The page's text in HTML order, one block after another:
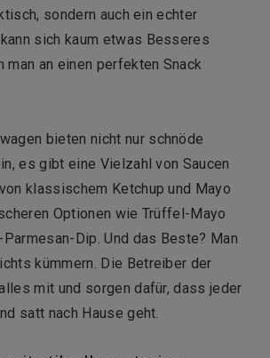
sondern auch ein echter
sich kaum etwas Besseres
man an einen perfekten Snack
bieten nicht nur schnöde
es gibt eine Vielzahl von Saucen
klassischem Ketchup und Mayo
Optionen wie Trüffel-Mayo
Dip. Und das Beste? Man
kümmern. Die Betreiber der
mit und sorgen dafür, dass jeder
satt nach Hause geht.